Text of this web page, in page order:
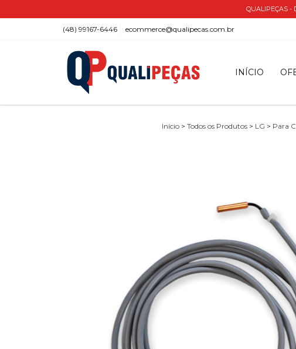
QUALIPEÇAS -
(48) 99167-6446 ecommerce@qualipecas.com.br
INÍCIO
Início > Todos os Produtos > LG > Para